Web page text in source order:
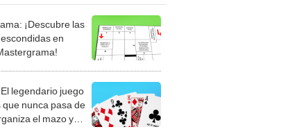
¡Descubre las
en
legendario juego
que nunca pasa de
el mazo y